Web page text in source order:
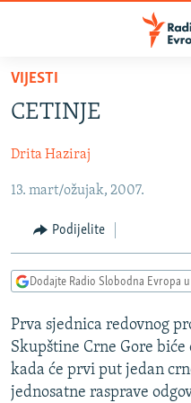
Pređite
glavni
Pređite
na
navigaciju
Pređite
na
pretragu
BOSNA I HERCEGOVINA
SRBIJA
KOSOVO
CRNA GORA
VIZUELNO
VIDEO
FOTOGALERIJE
INFOGRAFIKE
PODCASTI
RAT U UKRAJINI
KINA NA BALKANU
RSE PRIČE IZ SVIJETA
VIJESTI
CETINJE
Drita Haziraj
13. mart/ožujak, 2007.
Podijelite
Dodajte Radio Slobodna Evropa
Prva sjednica redovnog
Skupštine Crne Gore
kada će prvi put jedan
jednosatne rasprave